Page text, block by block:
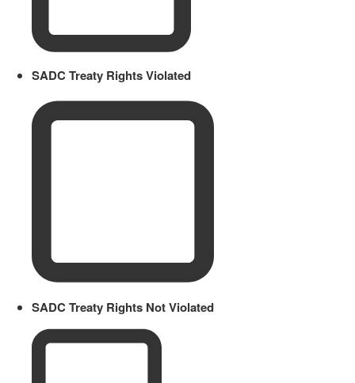
SADC Treaty Rights Violated
SADC Treaty Rights Not Violated